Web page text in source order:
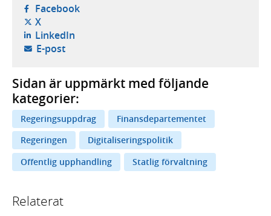
Facebook- öppnas i ny flik, extern webbplats,
X- öppnas i ny flik, extern webbplats,
LinkedIn- öppnas i ny flik, extern webbplats,
E-post- öppnar din e-postklient,
Sidan är uppmärkt med följande
kategorier:
Regeringsuppdrag
Finansdepartementet
Regeringen
Digitaliseringspolitik
Offentlig upphandling
Statlig förvaltning
Relaterat